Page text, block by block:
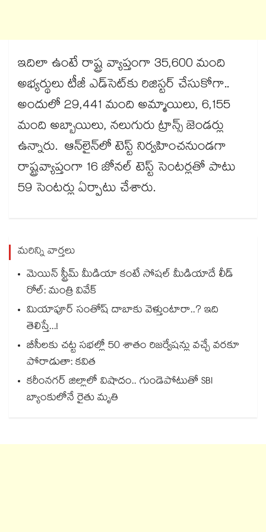
ఇదిలా ఉంటే రాష్ట్ర వ్యాప్తంగా 35,600 మంది
అభ్యర్థులు టీజీ ఎడ్‌‌‌‌సెట్‌‌‌‌కు రిజిస్టర్ చేసుకోగా..
అందులో 29,441 మంది అమ్మాయిలు, 6,155
మంది అబ్బాయిలు, నలుగురు ట్రాన్స్ జెండర్లు
ఉన్నారు. ఆన్‌‌‌‌లైన్‌‌‌‌లో టెస్ట్ నిర్వహించనుండగా
రాష్ట్రవ్యాప్తంగా 16 జోనల్ టెస్ట్ సెంటర్లతో పాటు
59 సెంటర్లు ఏర్పాటు చేశారు.
మరిన్ని వార్తలు
మెయిన్ స్ట్రీమ్ మీడియా కంటే సోషల్ మీడియాదే లీడ్
రోల్: మంత్రి వివేక్
మియాపూర్ సంతోష్ దాబాకు వెళ్తుంటారా..? ఇది
తెలిస్తే...!
బీసీలకు చట్ట సభల్లో 50 శాతం రిజర్వేషన్లు వచ్చే వరకూ
పోరాడుతా: కవిత
కరీంనగర్ జిల్లాలో విషాదం.. గుండెపోటుతో SBI
బ్యాంకులోనే రైతు మృతి